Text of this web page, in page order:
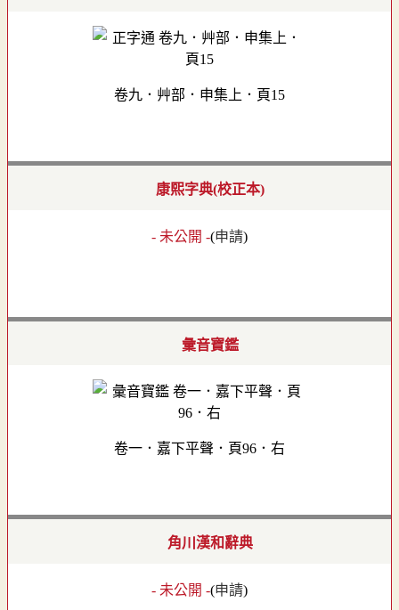
卷九．艸部．申集上．頁15
康熙字典(校正本)
- 未公開 -(申請)
彙音寶鑑
卷一．嘉下平聲．頁96．右
角川漢和辭典
- 未公開 -(申請)